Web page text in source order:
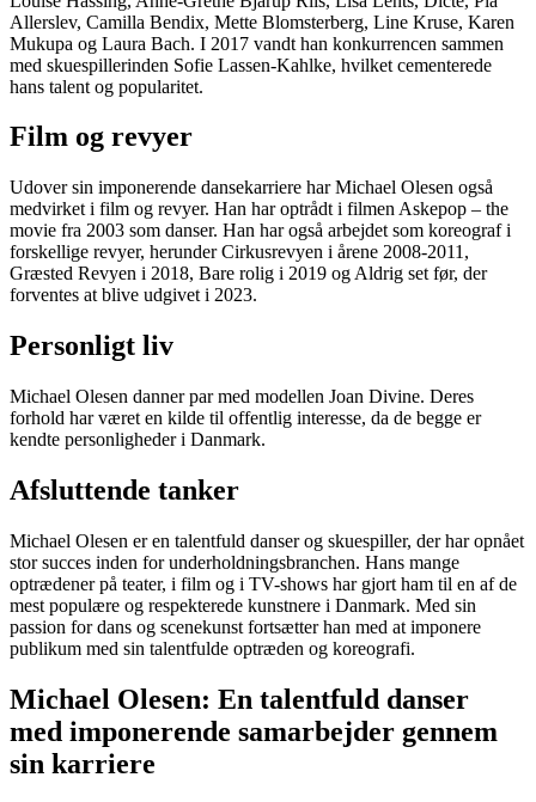
Allerslev, Camilla Bendix, Mette Blomsterberg, Line Kruse, Karen
Mukupa og Laura Bach. I 2017 vandt han konkurrencen sammen
med skuespillerinden Sofie Lassen-Kahlke, hvilket cementerede
hans talent og popularitet.
Film og revyer
Udover sin imponerende dansekarriere har Michael Olesen også
medvirket i film og revyer. Han har optrådt i filmen Askepop – the
movie fra 2003 som danser. Han har også arbejdet som koreograf i
forskellige revyer, herunder Cirkusrevyen i årene 2008-2011,
Græsted Revyen i 2018, Bare rolig i 2019 og Aldrig set før, der
forventes at blive udgivet i 2023.
Personligt liv
Michael Olesen danner par med modellen Joan Divine. Deres
forhold har været en kilde til offentlig interesse, da de begge er
kendte personligheder i Danmark.
Afsluttende tanker
Michael Olesen er en talentfuld danser og skuespiller, der har opnået
stor succes inden for underholdningsbranchen. Hans mange
optrædener på teater, i film og i TV-shows har gjort ham til en af de
mest populære og respekterede kunstnere i Danmark. Med sin
passion for dans og scenekunst fortsætter han med at imponere
publikum med sin talentfulde optræden og koreografi.
Michael Olesen: En talentfuld danser
med imponerende samarbejder gennem
sin karriere